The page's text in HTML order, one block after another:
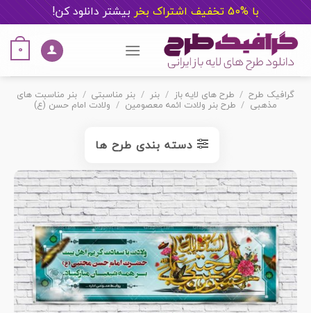
با %50 تخفیف اشتراک بخر بیشتر دانلود کن!
content
0
گرافیک طرح / طرح های لایه باز / بنر / بنر مناسبتی / بنر مناسبت های
مذهبی / طرح بنر ولادت ائمه معصومین / ولادت امام حسن (ع)
دسته بندی طرح ها